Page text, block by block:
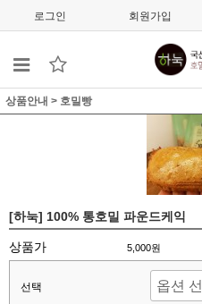
로그인 회원가입
상품안내 > 호밀빵
[하눅] 100% 통호밀 파운드케익
상품가 5,000원
선택